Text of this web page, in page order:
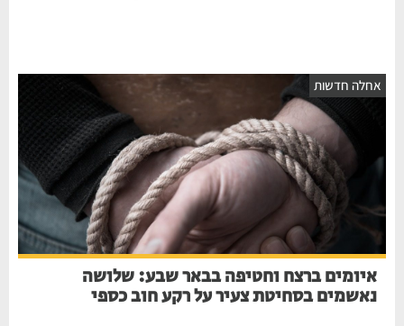
אחלה חדשות
איומים ברצח וחטיפה בבאר שבע: שלושה
נאשמים בסחיטת צעיר על רקע חוב כספי